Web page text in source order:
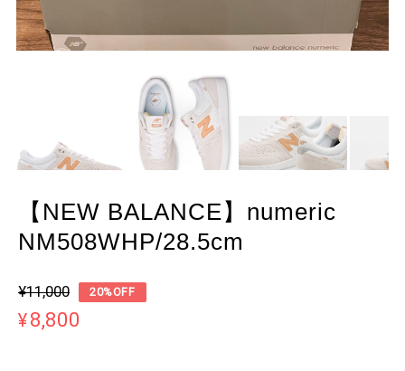
【NEW BALANCE】numeric
NM508WHP/28.5cm
¥11,000 20%OFF
¥8,800